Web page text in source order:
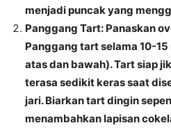
menjadi puncak yang
Panggang Tart: Panaskan
Panggang tart selama 10-
atas dan bawah). Tart siap
terasa sedikit keras saat
jari. Biarkan tart dingin
menambahkan lapisan